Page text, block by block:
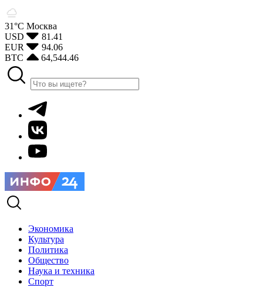
31°С Москва
USD
81.41
EUR
94.06
BTC
64,544.46
Экономика
Культура
Политика
Общество
Наука и техника
Спорт